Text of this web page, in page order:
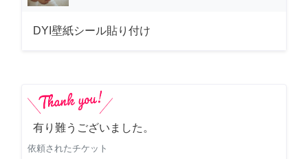
DYI壁紙シール貼り付け
有り難うございました。
依頼されたチケット